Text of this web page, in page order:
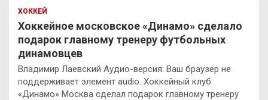
ХОККЕЙ
Хоккейное московское «Динамо» сделало
подарок главному тренеру футбольных
динамовцев
Владимир Лаевский Аудио-версия: Ваш браузер не
поддерживает элемент audio. Хоккейный клуб
«Динамо» Москва сделал подарок главному тренеру